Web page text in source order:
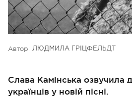
Автор: ЛЮДМИЛА ГРІЦФЕЛЬДТ
Слава Камінська озвучила
українців у новій пісні.